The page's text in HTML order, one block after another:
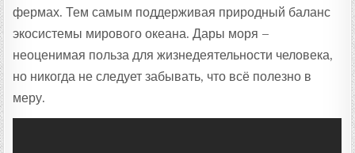
фермах. Тем самым поддерживая природный баланс
экосистемы мирового океана. Дары моря –
неоценимая польза для жизнедеятельности человека,
но никогда не следует забывать, что всё полезно в
меру.